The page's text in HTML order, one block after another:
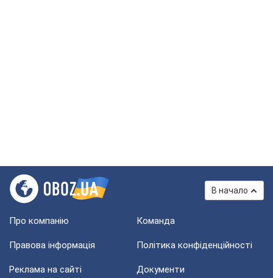
В начало
Про компанію Команда
Правова інформація Політика конфіденційності
Реклама на сайті Документи